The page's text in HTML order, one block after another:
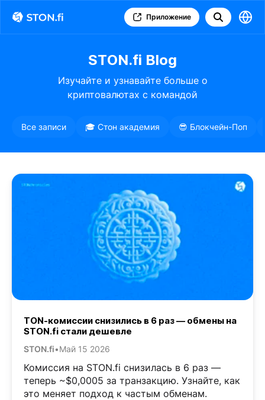
Приложение
STON.fi Blog
Изучайте и узнавайте больше о
криптовалютах с командой
Все записи 🎓 Стон академия 😎 Блокчейн-Поп
TON-комиссии снизились в 6 раз — обмены на
STON.fi стали дешевле
STON.fi•Май 15 2026
Комиссия на STON.fi снизилась в 6 раз —
теперь ~$0,0005 за транзакцию. Узнайте, как
это меняет подход к частым обменам.